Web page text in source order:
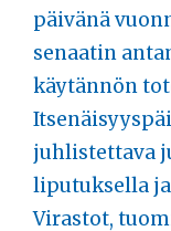
päivänä
senaatin
käytännön
juhlistettava
liputuksella
Virastot,